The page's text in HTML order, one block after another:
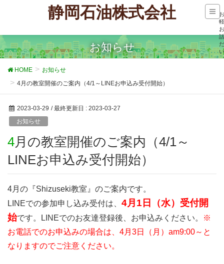
静岡石油株式会社
お知らせ
HOME
お知らせ
4月の教室開催のご案内（4/1～LINEお申込み受付開始）
2023-03-29 / 最終更新日 : 2023-03-27
お知らせ
4月の教室開催のご案内（4/1～
LINEお申込み受付開始）
4月の『Shizuseki教室』のご案内です。
LINEでの参加申し込み受付は、 4月1日（水）受付開
始です。LINEでのお友達登録後、お申込みください。
※
お電話でのお申込みの場合は、4月3日（月）am9:00～と
なりますのでご注意ください。